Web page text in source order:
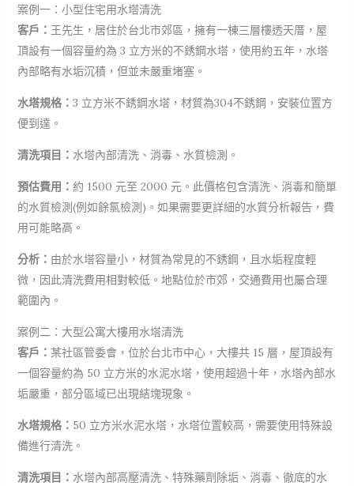
案例一：小型住宅用水塔清洗
客戶： 王先生，居住於台北市郊區，擁有一棟三層樓透天厝，屋
頂設有一個容量約為 3 立方米的不銹鋼水塔，使用約五年，水塔
內部略有水垢沉積，但並未嚴重堵塞。
水塔規格： 3 立方米不銹鋼水塔，材質為304不銹鋼，安裝位置方
便到達。
清洗項目： 水塔內部清洗、消毒、水質檢測。
預估費用： 約 1500 元至 2000 元。此價格包含清洗、消毒和簡單
的水質檢測(例如餘氯檢測)。如果需要更詳細的水質分析報告，費
用可能略高。
分析： 由於水塔容量小，材質為常見的不銹鋼，且水垢程度輕
微，因此清洗費用相對較低。地點位於市郊，交通費用也屬合理
範圍內。
案例二：大型公寓大樓用水塔清洗
客戶： 某社區管委會，位於台北市中心，大樓共 15 層，屋頂設有
一個容量約為 50 立方米的水泥水塔，使用超過十年，水塔內部水
垢嚴重，部分區域已出現結塊現象。
水塔規格： 50 立方米水泥水塔，水塔位置較高，需要使用特殊設
備進行清洗。
清洗項目： 水塔內部高壓清洗、特殊藥劑除垢、消毒、徹底的水